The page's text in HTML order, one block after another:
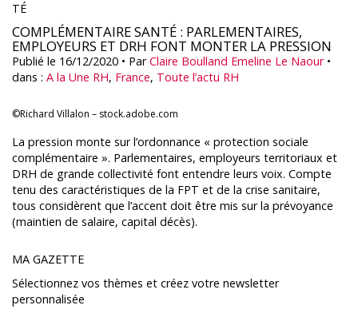
TÉ
COMPLÉMENTAIRE SANTÉ : PARLEMENTAIRES,
EMPLOYEURS ET DRH FONT MONTER LA PRESSION
Publié le 16/12/2020 • ParClaire Boulland Emeline Le Naour •
dans : A la Une RH, France, Toute l’actu RH
©Richard Villalon – stock.adobe.com
La pression monte sur l’ordonnance « protection sociale
complémentaire ». Parlementaires, employeurs territoriaux et
DRH de grande collectivité font entendre leurs voix. Compte
tenu des caractéristiques de la FPT et de la crise sanitaire,
tous considèrent que l’accent doit être mis sur la prévoyance
(maintien de salaire, capital décès).
MA GAZETTE
Sélectionnez vos thèmes et créez votre newsletter
personnalisée